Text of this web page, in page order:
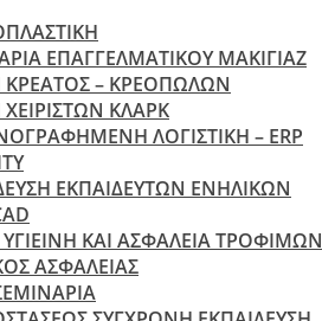
ΕΠΑΓΓΕΛΜΑΤΙΚΟΥ ΜΑΚΙΓΙΑΖ
– ΚΡΕΟΠΩΛΩΝ
ΚΛΑΡΚ
ΛΟΓΙΣΤΙΚΗ – ERP
ΕΚΠΑΙΔΕΥΤΩΝ ΕΝΗΛΙΚΩΝ
ΥΓΙΕΙΝΗ ΚΑΙ ΑΣΦΑΛΕΙΑ ΤΡΟΦΙΜΩΝ
ΑΣΦΑΛΕΙΑΣ